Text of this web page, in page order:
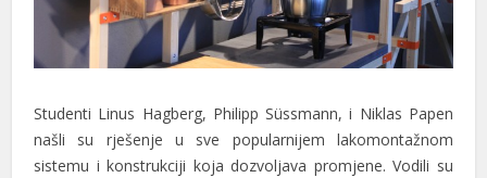
Studenti Linus Hagberg, Philipp Süssmann, i Niklas Papen
našli su rješenje u sve popularnijem lakomontažnom
sistemu i konstrukciji koja dozvoljava promjene. Vodili su